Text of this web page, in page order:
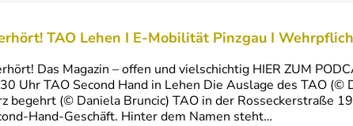
TAO Lehen I E-Mobilität Pinzgau I
Das Magazin – offen und vielschichtig HIER ZUM
Uhr TAO Second Hand in Lehen Die Auslage des TAO (©
begehrt (© Daniela Bruncic) TAO in der Rosseckerstraße
Hand-Geschäft. Hinter dem Namen steht…